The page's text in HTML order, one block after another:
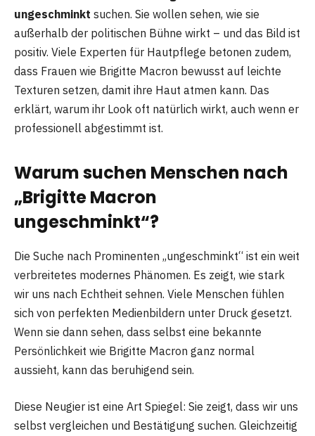
ungeschminkt suchen. Sie wollen sehen, wie sie
außerhalb der politischen Bühne wirkt – und das Bild ist
positiv. Viele Experten für Hautpflege betonen zudem,
dass Frauen wie Brigitte Macron bewusst auf leichte
Texturen setzen, damit ihre Haut atmen kann. Das
erklärt, warum ihr Look oft natürlich wirkt, auch wenn er
professionell abgestimmt ist.
Warum suchen Menschen nach
„Brigitte Macron
ungeschminkt“?
Die Suche nach Prominenten „ungeschminkt“ ist ein weit
verbreitetes modernes Phänomen. Es zeigt, wie stark
wir uns nach Echtheit sehnen. Viele Menschen fühlen
sich von perfekten Medienbildern unter Druck gesetzt.
Wenn sie dann sehen, dass selbst eine bekannte
Persönlichkeit wie Brigitte Macron ganz normal
aussieht, kann das beruhigend sein.
Diese Neugier ist eine Art Spiegel: Sie zeigt, dass wir uns
selbst vergleichen und Bestätigung suchen. Gleichzeitig